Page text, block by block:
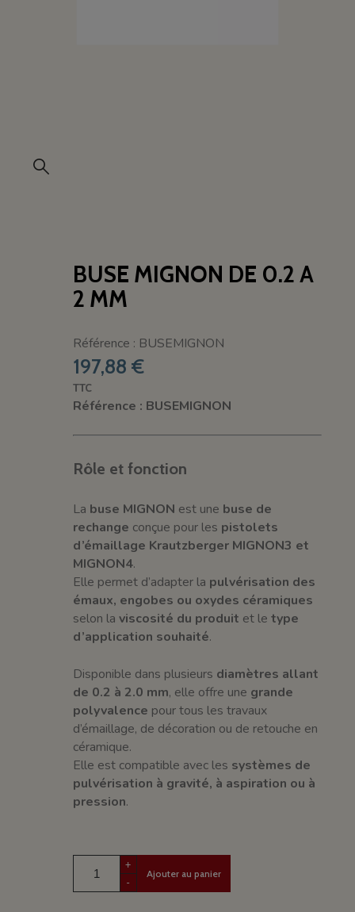
BUSE MIGNON DE 0.2 A
2 MM
Référence : BUSEMIGNON
197,88 €
TTC
Référence : BUSEMIGNON
Rôle et fonction
La buse MIGNON est une buse de
rechange conçue pour les pistolets
d’émaillage Krautzberger MIGNON3 et
MIGNON4.
Elle permet d’adapter la pulvérisation des
émaux, engobes ou oxydes céramiques
selon laviscosité du produit et letype
d’application souhaité.
Disponible dans plusieurs diamètres allant
de 0.2 à 2.0 mm, elle offre une grande
polyvalence pour tous les travaux
d’émaillage, de décoration ou de retouche en
céramique.
Elle est compatible avec les systèmes de
pulvérisation à gravité, à aspiration ou à
pression.
+
-
Ajouter au panier